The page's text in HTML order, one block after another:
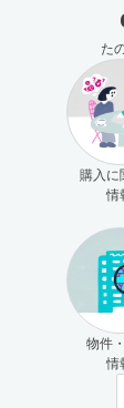
た
購入に
情
物件
情